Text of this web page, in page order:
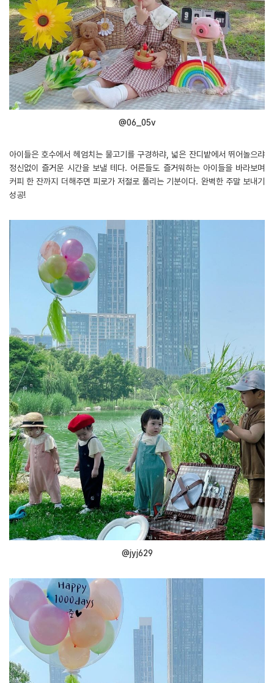
@06_05v
아이들은 호수에서 헤엄치는 물고기를 구경하랴, 넓은 잔디밭에서 뛰어놀으랴
정신없이 즐거운 시간을 보낼 테다. 어른들도 즐거워하는 아이들을 바라보며
커피 한 잔까지 더해주면 피로가 저절로 풀리는 기분이다. 완벽한 주말 보내기
성공!
@jyj629